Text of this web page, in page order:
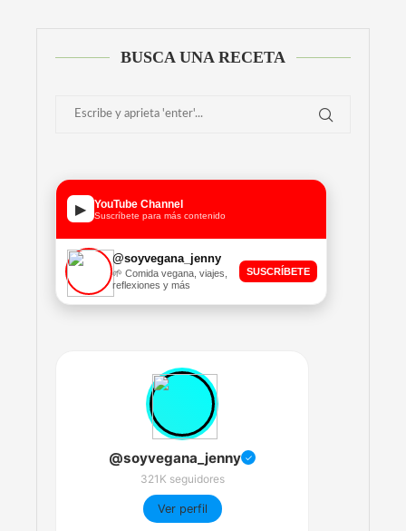
BUSCA UNA RECETA
▶ YouTube Channel
Suscríbete para más contenido
@soyvegana_jenny
🌱 Comida vegana, viajes,
reflexiones y más
SUSCRÍBETE
@soyvegana_jenny ✓
321K seguidores
Ver perfil